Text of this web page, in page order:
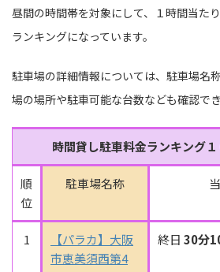
昼間の時間帯を対象にして、１時間当た
ランキングになっています。
駐車場の詳細情報については、駐車場名
場の場所や駐車可能な台数なども確認でき
時間貸し駐車料金ランキング１
順
位
駐車場名称
1
【パラカ】大阪
市恵美須西第4
終日 30分